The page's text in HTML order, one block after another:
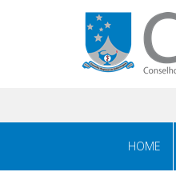
HOME